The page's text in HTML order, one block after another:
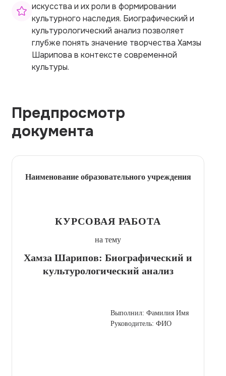
искусства и их роли в формировании
культурного наследия. Биографический и
культурологический анализ позволяет
глубже понять значение творчества Хамзы
Шарипова в контексте современной
культуры.
Предпросмотр
документа
Наименование образовательного учреждения
КУРСОВАЯ РАБОТА
на тему
Хамза Шарипов: Биографический и
культурологический анализ
Выполнил: Фамилия Имя
Руководитель: ФИО